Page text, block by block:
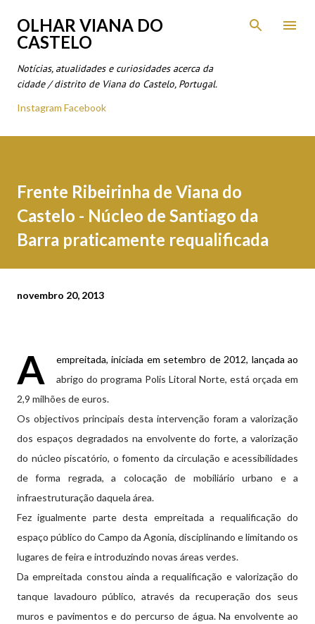
Avançar para o conteúdo principal
OLHAR VIANA DO
CASTELO
Notícias, atualidades e curiosidades acerca da
cidade / distrito de Viana do Castelo, Portugal.
Instagram Facebook
Frente Ribeirinha de Viana do
Castelo - Núcleo de Santiago da
Barra praticamente requalificada
novembro 20, 2013
A
empreitada, iniciada em setembro de 2012, lançada ao
abrigo do programa Polis Litoral Norte, está orçada em
2,9 milhões de euros.
Os objectivos principais desta intervenção foram a valorização
dos espaços degradados na envolvente do forte, a valorização
do núcleo piscatório, o fomento da circulação e acessibilidades
de forma regrada, a colocação de mobiliário urbano e a
infraestruturação daquela área.
Fez igualmente parte desta empreitada a requalificação do
espaço público do Campo da Agonia, disciplinando e limitando os
lugares de feira e introduzindo novas áreas verdes.
Da empreitada constou ainda a requalificação e valorização do
tanque lavadouro público, através da recuperação dos seus
muros e pavimentos e do percurso de água. Na envolvente ao